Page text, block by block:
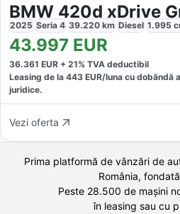
BMW 420d xDrive
2025 Seria 4 39.220 km Diesel 1.995
43.997 EUR
36.361 EUR + 21% TVA deductibil
Leasing de la 443 EUR/luna cu dobăndă
juridice.
Vezi oferta
Prima platformă de vânzări de
România,
Peste 28.500 demașini
în leasing sau cu